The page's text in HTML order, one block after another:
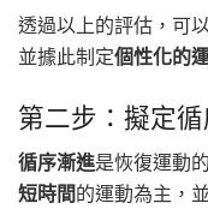
透過以上的評估，可
並據此制定個性化的
第二步：擬定
循序漸進是恢復運動
短時間的運動為主，